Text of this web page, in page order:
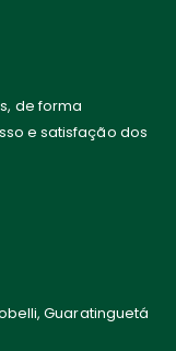
de forma
e satisfação dos
Guaratinguetá